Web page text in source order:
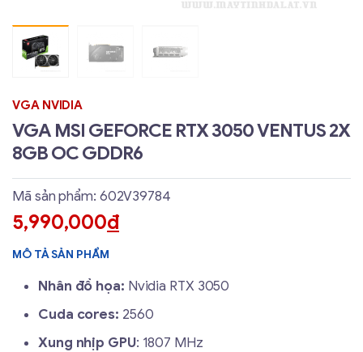
VGA NVIDIA
VGA MSI GEFORCE RTX 3050 VENTUS 2X
8GB OC GDDR6
Mã sản phẩm: 602V39784
5,990,000đ
MÔ TẢ SẢN PHẨM
Nhân đồ họa: Nvidia RTX 3050
Cuda cores: 2560
Xung nhịp GPU: 1807 MHz